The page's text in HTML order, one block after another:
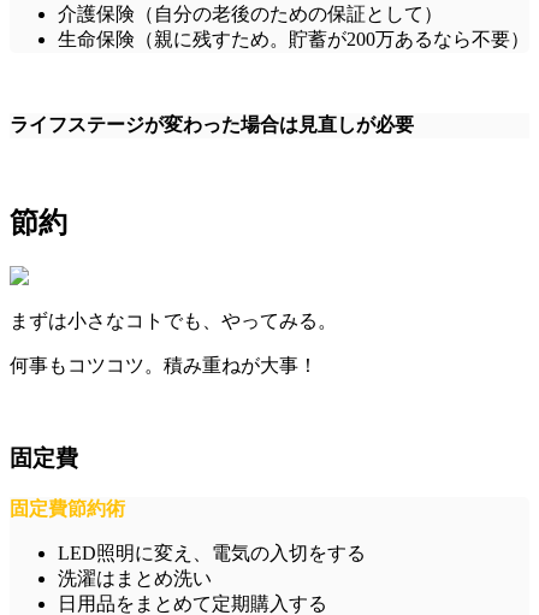
介護保険（自分の老後のための保証として）
生命保険（親に残すため。貯蓄が200万あるなら不要）
ライフステージが変わった場合は見直しが必要
節約
まずは小さなコトでも、やってみる。
何事もコツコツ。積み重ねが大事！
固定費
固定費節約術
LED照明に変え、電気の入切をする
洗濯はまとめ洗い
日用品をまとめて定期購入する